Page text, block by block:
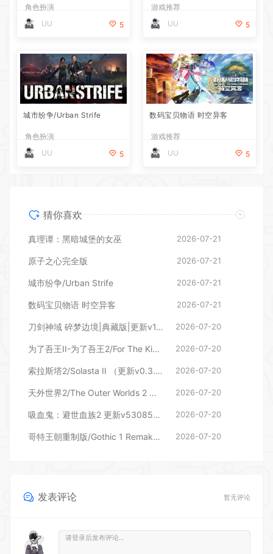
角色扮演
UU
5
游戏推荐
UU
5
城市纷争/Urban Strife
角色扮演
UU
5
数码宝贝物语 时空异客
游戏推荐
UU
5
猜你喜欢
真理谭：黑暗城堡的女巫 2026-07-21
原子之心完全版 2026-07-21
城市纷争/Urban Strife 2026-07-21
数码宝贝物语 时空异客 2026-07-21
刀剑神域 碎梦边境|典藏版|更新v1.7.0.0—更新DLC 2026-07-20
为了吾王II-为了吾王2/For The King II（更新v1.13.4 单机/同屏多人） 2026-07-20
索拉斯塔2/Solasta II （更新v0.3.8.100677） 2026-07-20
天外世界2/The Outer Worlds 2 （更新v1.2.0.0） 2026-07-20
吸血鬼：避世血族2 更新v53085—更新花与火 DLC 2026-07-20
哥特王朝重制版/Gothic 1 Remake （更新v169686） 2026-07-20
发表评论 暂无评论